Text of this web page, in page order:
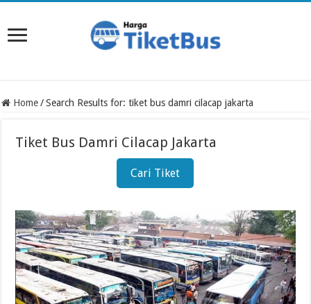
Home / Search Results for: tiket bus damri cilacap jakarta
Tiket Bus Damri Cilacap Jakarta
Cari Tiket